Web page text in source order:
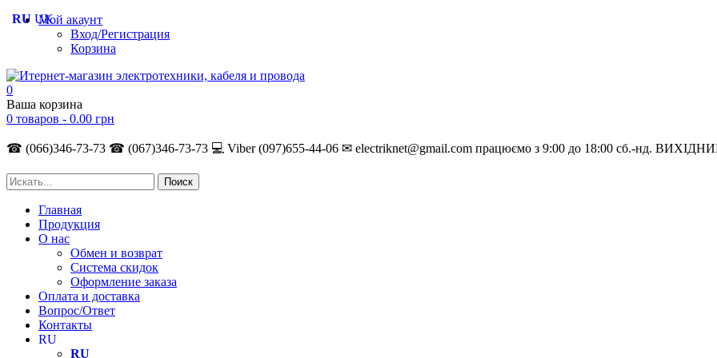
Мой акаунт
Вход/Регистрация
Корзина
0
Ваша корзина
0 товаров - 0.00 грн
☎ (066)346-73-73 ☎ (067)346-73-73 💻 Viber (097)655-44-06 ✉ electriknet@gmail.com працюємо з 9:00 до 18:00 сб.-нд.
Главная
Продукция
О нас
Обмен и возврат
Система скидок
Оформление заказа
Оплата и доставка
Вопрос/Ответ
Контакты
RU
RU
RU UK